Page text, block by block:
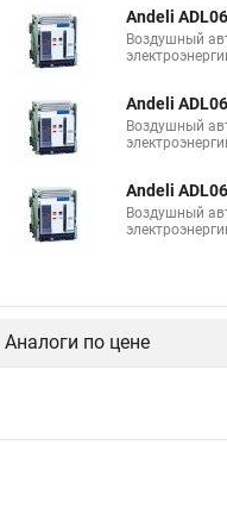
Andeli
Воздушный
Andeli
Воздушный
Andeli
Воздушный
Аналоги по цене